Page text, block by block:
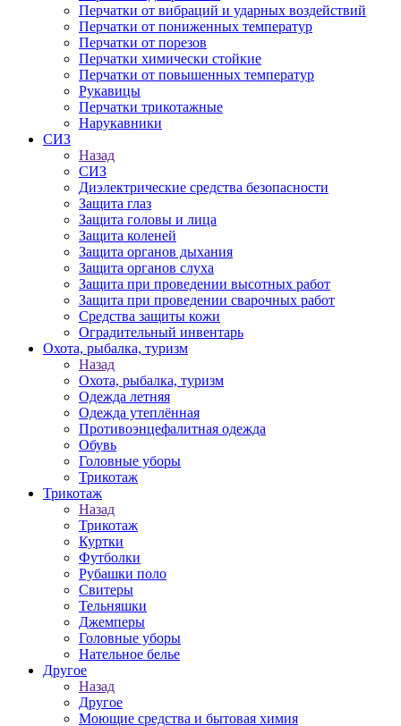
Перчатки от вибраций и ударных воздействий
Перчатки от пониженных температур
Перчатки от порезов
Перчатки химически стойкие
Перчатки от повышенных температур
Рукавицы
Перчатки трикотажные
Нарукавники
СИЗ
Назад
СИЗ
Диэлектрические средства безопасности
Защита глаз
Защита головы и лица
Защита коленей
Защита органов дыхания
Защита органов слуха
Защита при проведении высотных работ
Защита при проведении сварочных работ
Средства защиты кожи
Оградительный инвентарь
Охота, рыбалка, туризм
Назад
Охота, рыбалка, туризм
Одежда летняя
Одежда утеплённая
Противоэнцефалитная одежда
Обувь
Головные уборы
Трикотаж
Трикотаж
Назад
Трикотаж
Куртки
Футболки
Рубашки поло
Свитеры
Тельняшки
Джемперы
Головные уборы
Нательное белье
Другое
Назад
Другое
Моющие средства и бытовая химия